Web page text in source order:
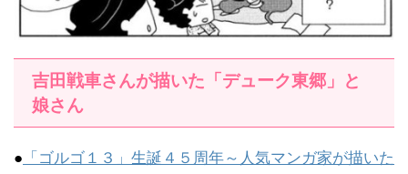
吉田戦車さんが描いた「デューク東郷」と
娘さん
● 「ゴルゴ１３」生誕４５周年～人気マンガ家が描いた